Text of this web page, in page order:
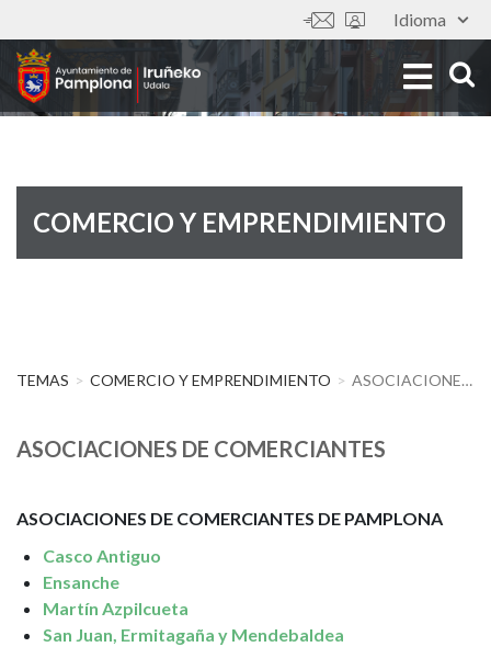
al
contenido
principal
Idioma
Tools
Imagen
COMERCIO Y EMPRENDIMIENTO
TEMAS COMERCIO Y EMPRENDIMIENTO ASOCIACIONES DE COMERCIANTES
ASOCIACIONES DE COMERCIANTES
ASOCIACIONES DE COMERCIANTES DE PAMPLONA
Casco Antiguo
Ensanche
Martín Azpilcueta
San Juan, Ermitagaña y Mendebaldea